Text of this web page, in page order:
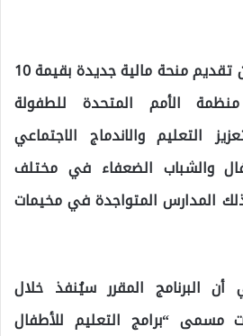
أعلن الاتحاد الأوروبي عن تقديم منحة مالية جديدة بقيمة 10
الأمم المتحدة للطفولة
التعليم والاندماج الاجتماعي
والشباب الضعفاء في مختلف
المدارس المتواجدة في مخيمات
أن البرنامج المقرر سيُنفذ خلال
مسمى “برامج التعليم للأطفال